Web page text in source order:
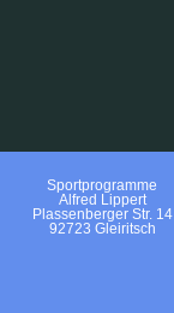
Sportprogramme
Alfred Lippert
Plassenberger Str. 14
92723 Gleiritsch